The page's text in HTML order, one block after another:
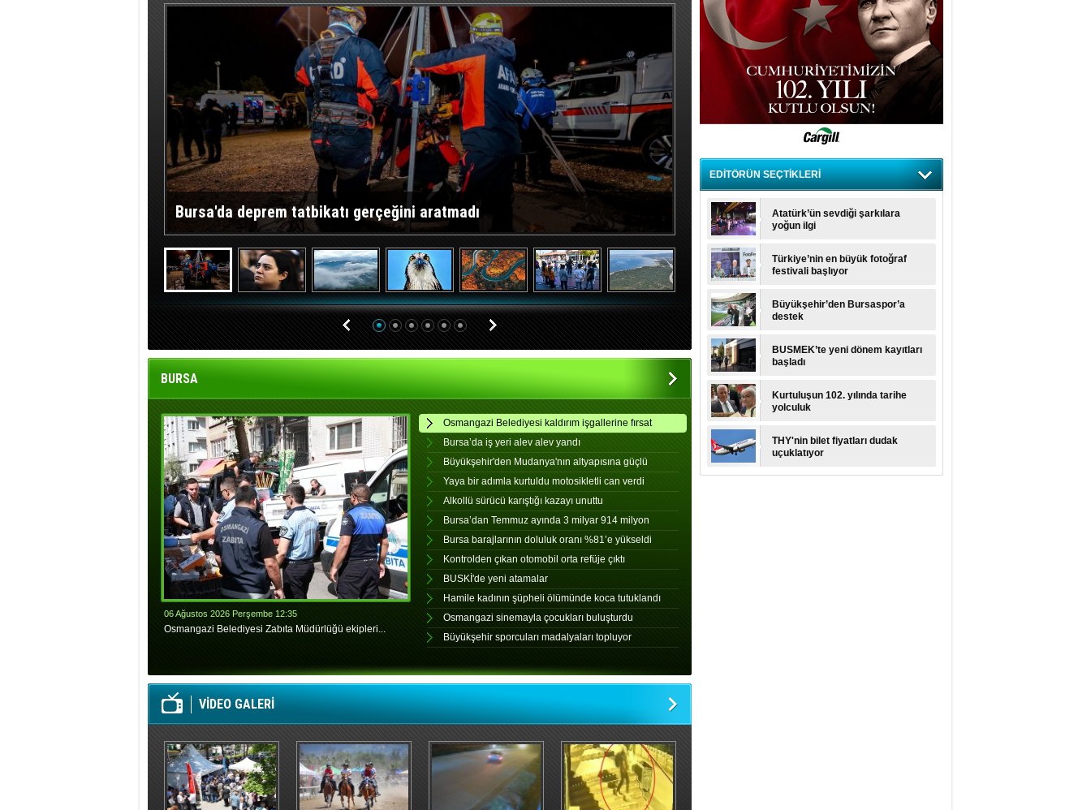
Bursa'da deprem tatbikatı gerçeğini aratmadı Özlem ve minnetle anıyoruz
BURSA
06 Ağustos 2026 Perşembe 12:35
Osmangazi Belediyesi Zabıta Müdürlüğü ekipleri...
Osmangazi Belediyesi kaldırım işgallerine fırsat
vermiyor
Bursa’da iş yeri alev alev yandı
Büyükşehir'den Mudanya'nın altyapısına güçlü
yatırım
Yaya bir adımla kurtuldu motosikletli can verdi
Alkollü sürücü karıştığı kazayı unuttu
Bursa’dan Temmuz ayında 3 milyar 914 milyon
dolarlık ihracat
Bursa barajlarının doluluk oranı %81’e yükseldi
Kontrolden çıkan otomobil orta refüje çıktı
BUSKİ'de yeni atamalar
Hamile kadının şüpheli ölümünde koca tutuklandı
Osmangazi sinemayla çocukları buluşturdu
Büyükşehir sporcuları madalyaları topluyor
VİDEO GALERİ
EDİTÖRÜN SEÇTİKLERİ
Atatürk’ün sevdiği şarkılara
yoğun ilgi
Türkiye’nin en büyük fotoğraf
festivali başlıyor
Büyükşehir’den Bursaspor’a
destek
BUSMEK’te yeni dönem kayıtları
başladı
Kurtuluşun 102. yılında tarihe
yolculuk
THY'nin bilet fiyatları dudak
uçuklatıyor